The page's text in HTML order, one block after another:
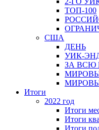
ТОП-100
США
ДЕНЬ
УИК-
ЗА ВСЮ
Итоги
2022 год
Итоги
Итоги